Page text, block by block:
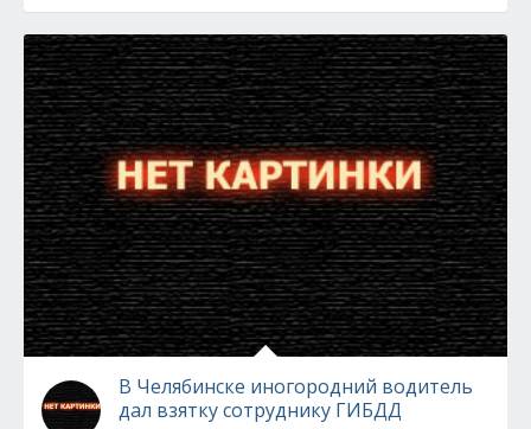
В Челябинске иногородний водитель
дал взятку сотруднику ГИБДД